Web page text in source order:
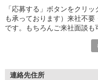
「応募する」ボタンをクリ
も承っております）来社不
です。もちろんご来社面談も
連絡先住所